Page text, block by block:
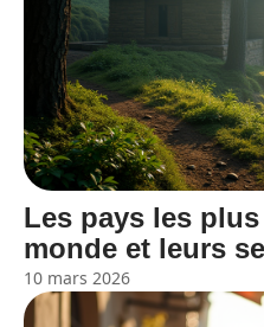
Les pays les
monde et leurs
10 mars 2026